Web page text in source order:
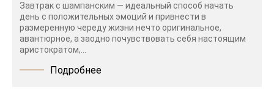
Завтрак с шампанским — идеальный способ начать
день с положительных эмоций и привнести в
размеренную череду жизни нечто оригинальное,
авантюрное, а заодно почувствовать себя настоящим
аристократом,...
Подробнее